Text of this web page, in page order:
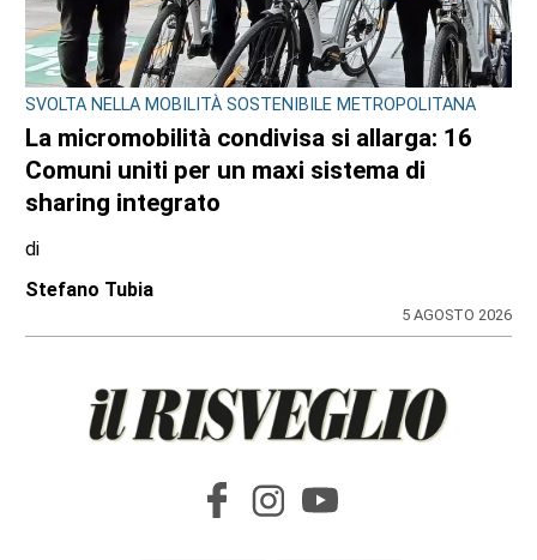
SVOLTA NELLA MOBILITÀ SOSTENIBILE METROPOLITANA
La micromobilità condivisa si allarga: 16
Comuni uniti per un maxi sistema di
sharing integrato
di
Stefano Tubia
5 AGOSTO 2026